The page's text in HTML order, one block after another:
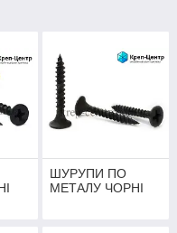
ШУРУПИ ПО
МЕТАЛУ ЧОРНІ